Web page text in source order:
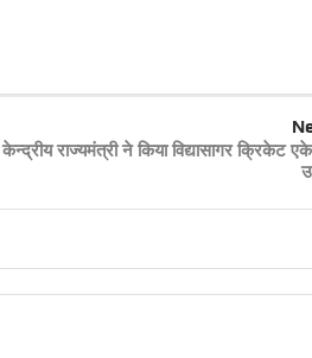
केन्द्रीय राज्यमंत्री ने किया विद्यासागर क्रिकेट